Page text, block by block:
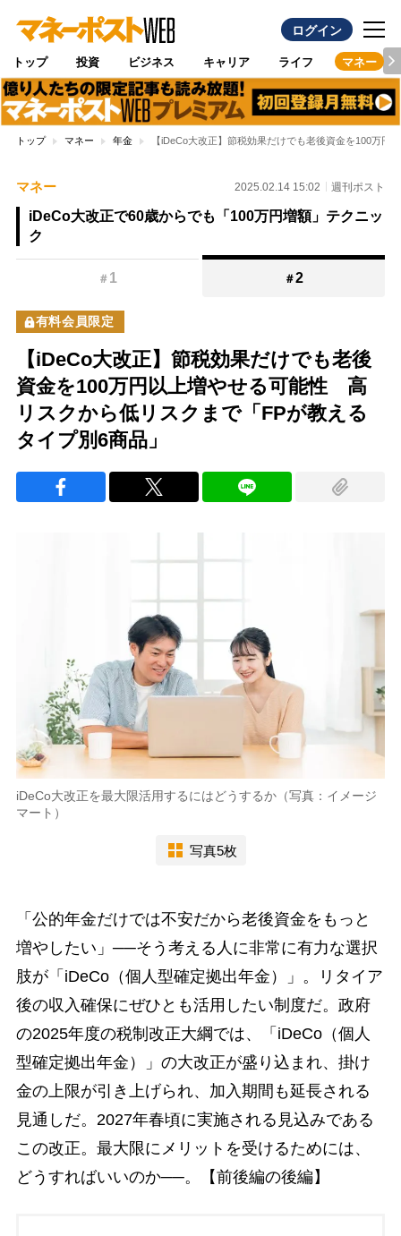
ログイン
トップ 投資 ビジネス キャリア ライフ マネー
トップ マネー 年金 【iDeCo大改正】節税効果だけでも老後資金を100万
マネー 2025.02.14 15:02 週刊ポスト
iDeCo大改正で60歳からでも「100万円増額」テクニッ
ク
＃ 1 ＃2
有料会員限定
【iDeCo大改正】節税効果だけでも老後
資金を100万円以上増やせる可能性 高
リスクから低リスクまで「FPが教える
タイプ別6商品」
iDeCo大改正を最大限活用するにはどうするか（写真：イメージ
マート）
写真5枚
「公的年金だけでは不安だから老後資金をもっと
増やしたい」──そう考える人に非常に有力な選択
肢が「iDeCo（個人型確定拠出年金）」。リタイア
後の収入確保にぜひとも活用したい制度だ。政府
の2025年度の税制改正大綱では、「iDeCo（個人
型確定拠出年金）」の大改正が盛り込まれ、掛け
金の上限が引き上げられ、加入期間も延長される
見通しだ。2027年春頃に実施される見込みである
この改正。最大限にメリットを受けるためには、
どうすればいいのか──。【前後編の後編】